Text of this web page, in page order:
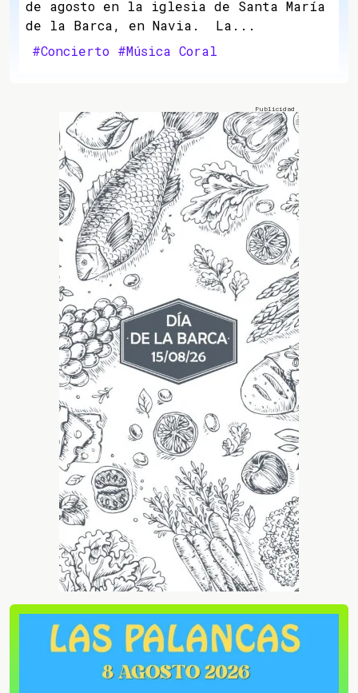
de agosto en la iglesia de Santa María
de la Barca, en Navia. La...
#Concierto #Música Coral